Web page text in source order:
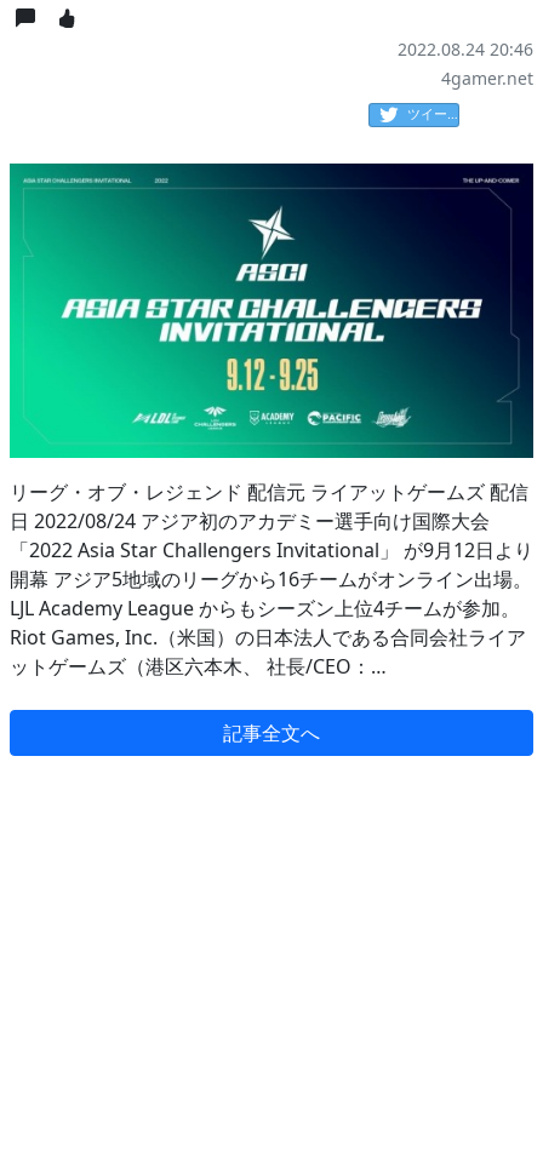
2022.08.24 20:46
4gamer.net
ツイート
リーグ・オブ・レジェンド 配信元 ライアットゲームズ 配信
日 2022/08/24 アジア初のアカデミー選手向け国際大会
「2022 Asia Star Challengers Invitational」 が9月12日より
開幕 アジア5地域のリーグから16チームがオンライン出場。
LJL Academy League からもシーズン上位4チームが参加。
Riot Games, Inc.（米国）の日本法人である合同会社ライア
ットゲームズ（港区六本木、 社長/CEO：…
記事全文へ